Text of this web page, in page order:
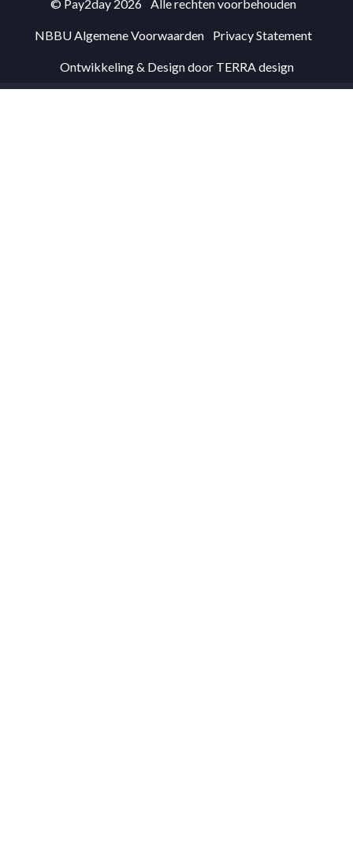
© Pay2day 2026 Alle rechten voorbehouden
NBBU Algemene Voorwaarden Privacy Statement
Ontwikkeling & Design door TERRA design